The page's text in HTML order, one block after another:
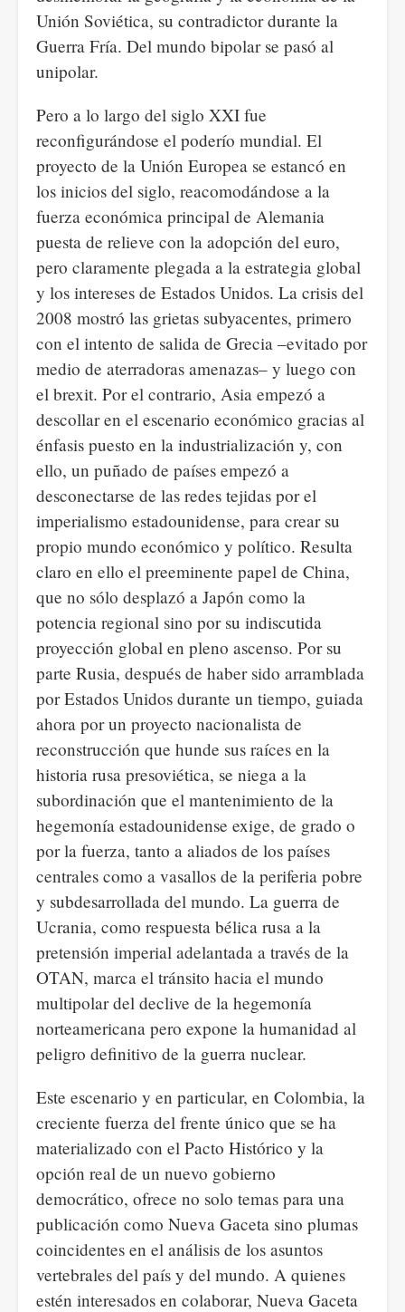
Unión Soviética, su contradictor durante la
Guerra Fría. Del mundo bipolar se pasó al
unipolar.
Pero a lo largo del siglo XXI fue
reconfigurándose el poderío mundial. El
proyecto de la Unión Europea se estancó en
los inicios del siglo, reacomodándose a la
fuerza económica principal de Alemania
puesta de relieve con la adopción del euro,
pero claramente plegada a la estrategia global
y los intereses de Estados Unidos. La crisis del
2008 mostró las grietas subyacentes, primero
con el intento de salida de Grecia –evitado por
medio de aterradoras amenazas– y luego con
el brexit. Por el contrario, Asia empezó a
descollar en el escenario económico gracias al
énfasis puesto en la industrialización y, con
ello, un puñado de países empezó a
desconectarse de las redes tejidas por el
imperialismo estadounidense, para crear su
propio mundo económico y político. Resulta
claro en ello el preeminente papel de China,
que no sólo desplazó a Japón como la
potencia regional sino por su indiscutida
proyección global en pleno ascenso. Por su
parte Rusia, después de haber sido arramblada
por Estados Unidos durante un tiempo, guiada
ahora por un proyecto nacionalista de
reconstrucción que hunde sus raíces en la
historia rusa presoviética, se niega a la
subordinación que el mantenimiento de la
hegemonía estadounidense exige, de grado o
por la fuerza, tanto a aliados de los países
centrales como a vasallos de la periferia pobre
y subdesarrollada del mundo. La guerra de
Ucrania, como respuesta bélica rusa a la
pretensión imperial adelantada a través de la
OTAN, marca el tránsito hacia el mundo
multipolar del declive de la hegemonía
norteamericana pero expone la humanidad al
peligro definitivo de la guerra nuclear.
Este escenario y en particular, en Colombia, la
creciente fuerza del frente único que se ha
materializado con el Pacto Histórico y la
opción real de un nuevo gobierno
democrático, ofrece no solo temas para una
publicación como Nueva Gaceta sino plumas
coincidentes en el análisis de los asuntos
vertebrales del país y del mundo. A quienes
estén interesados en colaborar, Nueva Gaceta